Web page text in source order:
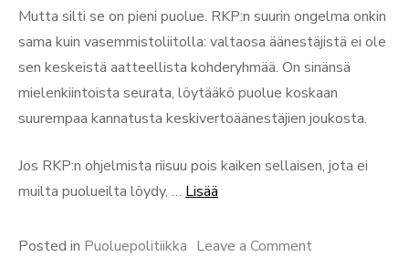
Mutta silti se on pieni puolue. RKP:n suurin ongelma onkin
sama kuin vasemmistoliitolla: valtaosa äänestäjistä ei ole
sen keskeistä aatteellista kohderyhmää. On sinänsä
mielenkiintoista seurata, löytääkö puolue koskaan
suurempaa kannatusta keskivertoäänestäjien joukosta.
Jos RKP:n ohjelmista riisuu pois kaiken sellaisen, jota ei
muilta puolueilta löydy, … Lisää
Posted in Puoluepolitiikka Leave a Commenton